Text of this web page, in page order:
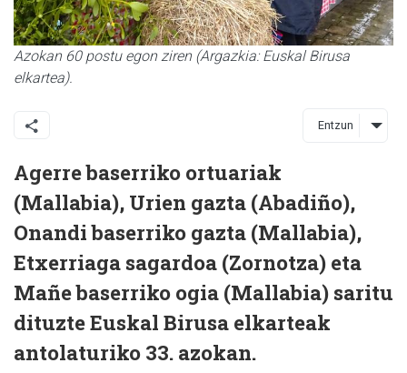
Azokan 60 postu egon ziren (Argazkia: Euskal Birusa
elkartea).
Entzun
Agerre baserriko ortuariak
(Mallabia), Urien gazta (Abadiño),
Onandi baserriko gazta (Mallabia),
Etxerriaga sagardoa (Zornotza) eta
Mañe baserriko ogia (Mallabia) saritu
dituzte Euskal Birusa elkarteak
antolaturiko 33. azokan.